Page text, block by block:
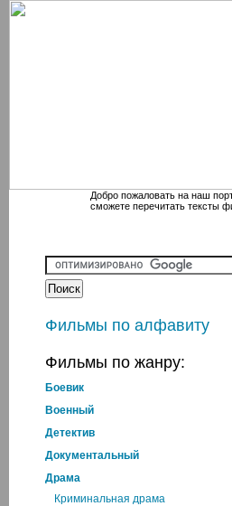
Добро пожаловать на наш
сможете перечитать тексты
Фильмы по алфавиту
Фильмы по жанру:
Боевик
Военный
Детектив
Документальный
Драма
Криминальная драма